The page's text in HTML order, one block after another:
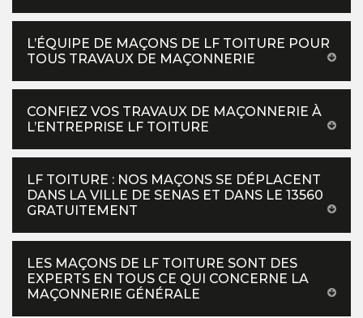
L’ÉQUIPE DE MAÇONS DE LF TOITURE POUR
TOUS TRAVAUX DE MAÇONNERIE
CONFIEZ VOS TRAVAUX DE MAÇONNERIE À
L’ENTREPRISE LF TOITURE
LF TOITURE : NOS MAÇONS SE DÉPLACENT
DANS LA VILLE DE SENAS ET DANS LE 13560
GRATUITEMENT
LES MAÇONS DE LF TOITURE SONT DES
EXPERTS EN TOUS CE QUI CONCERNE LA
MAÇONNERIE GÉNÉRALE